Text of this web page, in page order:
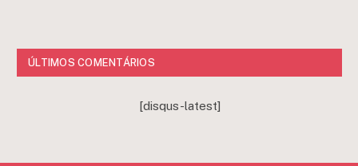
ÚLTIMOS COMENTÁRIOS
[disqus-latest]